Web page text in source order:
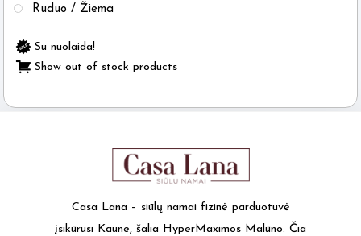
Ruduo / Žiema
Su nuolaida!
Show out of stock products
Casa Lana – siūlų namai fizinė parduotuvė
įsikūrusi Kaune, šalia HyperMaximos Malūno. Čia